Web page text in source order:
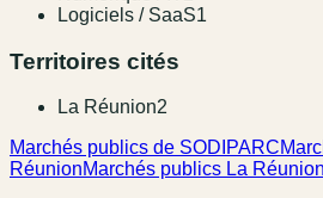
Logiciels / SaaS1
Territoires cités
La Réunion2
Marchés publics de SODIPARC
RéunionMarchés publics La Réunion